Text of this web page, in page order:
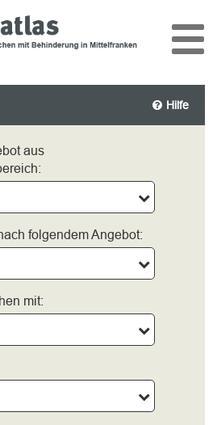
Hilfe
aus
folgendem Angebot:
mit: